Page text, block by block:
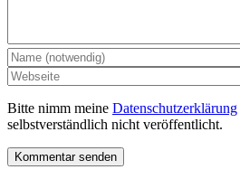
Bitte nimm meine Datenschutzerklärung
selbstverständlich nicht veröffentlicht.